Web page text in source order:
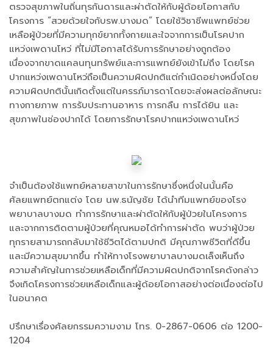
ตรวจสุขภาพในถิ่นทุรกันดารและผ่าตัดให้กับผู้ด้อยโอกาสกับ
โครงการ “สวยด้วยใจกับรพ.บางมด” โดยใช้วิชาชีพแพทย์ช่วย
เหลือผู้ป่วยที่มีความทุกข์ยากทั้งกายและใจจากการเป็นโรคปาก
แหว่งเพดานโหว่ ที่ไม่มีโอกาสได้รับการรักษาอย่างถูกต้อง
เนื่องจากขาดแคลนทุนทรัพย์และการแพทย์ยังเข้าไม่ถึง โดยโรค
ปากแหว่งเพดานโหว่ถือเป็นความผิดปกติแต่กำเนิดอย่างหนึ่งโดย
ความผิดปกตินั้นเกิดตั้งแต่ในครรภ์มารดาโดยจะส่งผลต่อลักษณะ
ทางกายภาพ การรับประทานอาหาร การกลืน การได้ยิน และ
สุขภาพในช่องปากได้ โดยการรักษาโรคปากแหว่งเพดานโหว่
จำเป็นต้องใช้แพทย์หลายสาขาในการรักษาซึ่งหนึ่งในนั้นคือ
ศัลยแพทย์ตกแต่ง โดย นพ.ธนัญชัย ได้นำทีมแพทย์ของโรง
พยาบาลบางมด ทำการรักษาและผ่าตัดให้กับผู้ป่วยในโครงการ
และจากการติดตามผู้ป่วยที่คุณหมอได้ทำการผ่าตัด พบว่าผู้ป่วย
ทุกรายสามารถกลับมาใช้ชีวิตได้ตามปกติ มีคุณภาพชีวิตที่ดีขึ้น
และมีความสุขมากขึ้น ทำให้ทางโรงพยาบาลบางมดเล็งเห็นถึง
ความสำคัญในการช่วยเหลือเด็กที่มีความผิดปกติจากโรคดังกล่าว
จึงเกิดโครงการช่วยเหลือเด็กและผู้ด้อยโอกาสอย่างต่อเนื่องต่อไป
ในอนาคต
ปรึกษาเรื่องศัลยกรรมความงาม โทร. 0-2867-0606 ต่อ 1200-
1204